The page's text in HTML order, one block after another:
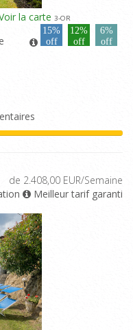
la carte 3-OR
15%
off
12%
off
6%
off
de 2.408,00 EUR/Semaine
Meilleur tarif garanti